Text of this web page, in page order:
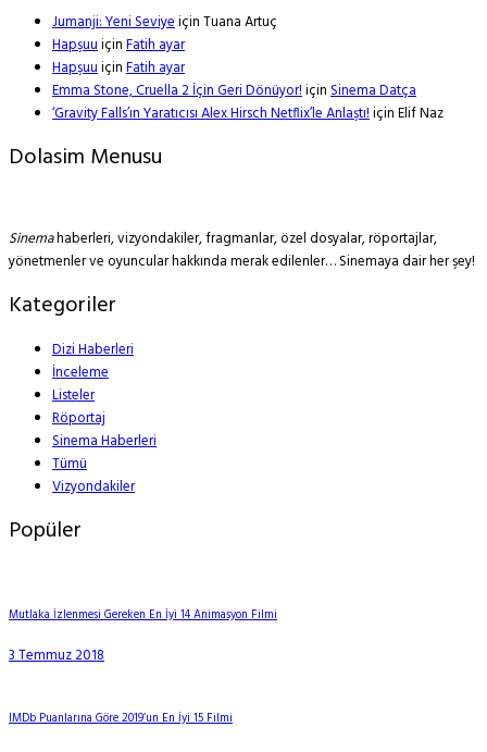
Jumanji: Yeni SeviyeiçinTuana Artuç
HapşuuiçinFatih ayar
HapşuuiçinFatih ayar
Emma Stone, Cruella 2 İçin Geri Dönüyor!içinSinema Datça
‘Gravity Falls’ın Yaratıcısı Alex Hirsch Netflix’le Anlaştı!içinElif Naz
Dolasim Menusu
Sinemahaberleri, vizyondakiler, fragmanlar, özel dosyalar, röportajlar,
yönetmenler ve oyuncular hakkında merak edilenler… Sinemaya dair her şey!
Kategoriler
Dizi Haberleri
İnceleme
Listeler
Röportaj
Sinema Haberleri
Tümü
Vizyondakiler
Popüler
Mutlaka İzlenmesi Gereken En İyi 14 Animasyon Filmi
3 Temmuz 2018
IMDb Puanlarına Göre 2019’un En İyi 15 Filmi